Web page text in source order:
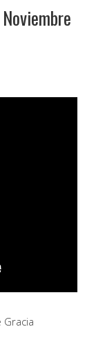
Gracia